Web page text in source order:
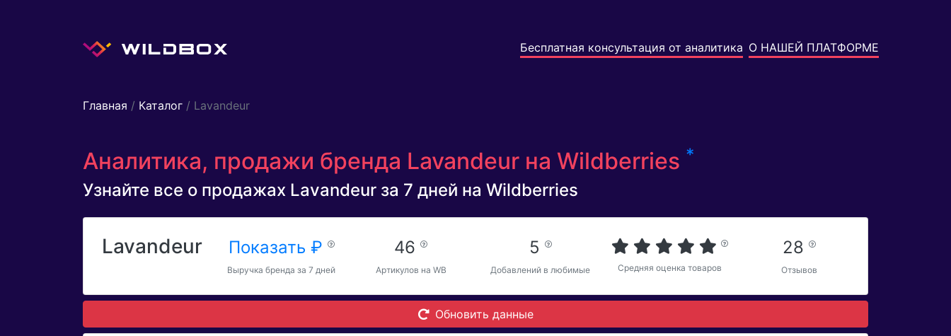
Бесплатная консультация от аналитика О НАШЕЙ ПЛАТФОРМЕ
Главная / Каталог / Lavandeur
Аналитика, продажи бренда Lavandeur на Wildberries *
Узнайте все о продажах Lavandeur за 7 дней на Wildberries
Lavandeur Показать ₽
Выручка бренда за 7 дней
46
Артикулов на WB
5
Добавлений в любимые Средняя оценка товаров
28
Отзывов
Обновить данные